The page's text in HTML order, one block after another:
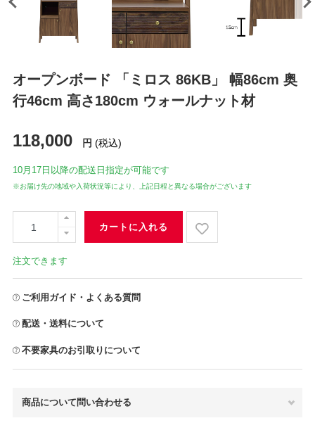
オープンボード 「ミロス 86KB」 幅86cm 奥
行46cm 高さ180cm ウォールナット材
118,000 円 (税込)
10月17日 以降の配送日指定が可能です
※お届け先の地域や入荷状況等により、上記日程と異なる場合がございます
カートに入れる
注文できます
ご利用ガイド・よくある質問
配送・送料について
不要家具のお引取りについて
商品について問い合わせる